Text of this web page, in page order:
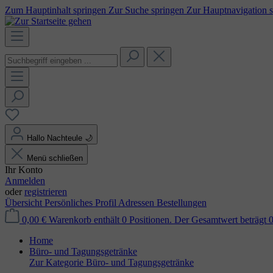
Zum Hauptinhalt springen Zur Suche springen Zur Hauptnavigation
Hallo Nachteule 🌙
Menü schließen
Ihr Konto
Anmelden
oder registrieren
Übersicht Persönliches Profil Adressen Bestellungen
0,00 € Warenkorb enthält 0 Positionen. Der Gesamtwert beträgt
Home
Büro- und Tagungsgetränke
Zur Kategorie Büro- und Tagungsgetränke